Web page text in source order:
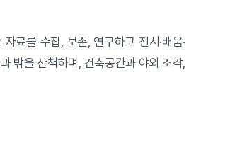
료를 수집, 보존, 연구하고 전시·배움·
밖을 산책하며, 건축공간과 야외 조각,